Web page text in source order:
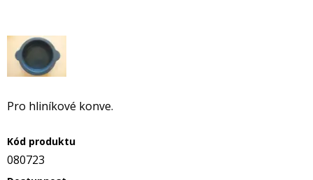
Pro hliníkové konve.
Kód produktu
080723